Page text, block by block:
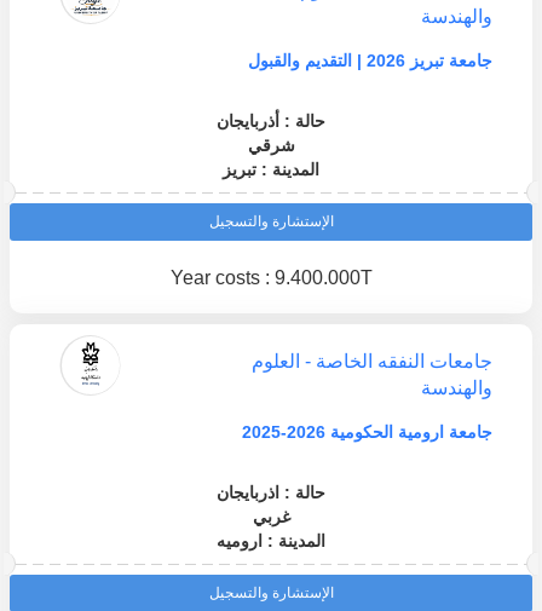
والهندسة
جامعة تبريز 2026 | التقديم والقبول
حالة : أذربايجان
شرقي
المدينة : تبريز
الإستشارة والتسجيل
Year costs : 9.400.000T
جامعات النفقه الخاصة - العلوم
والهندسة
جامعة ارومية الحكومية 2026-2025
حالة : اذربايجان
غربي
المدينة : اروميه
الإستشارة والتسجيل